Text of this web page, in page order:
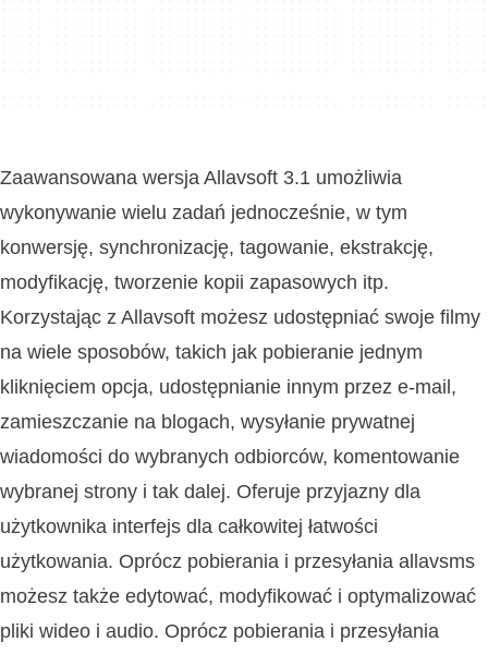
Zaawansowana wersja Allavsoft 3.1 umożliwia
wykonywanie wielu zadań jednocześnie, w tym
konwersję, synchronizację, tagowanie, ekstrakcję,
modyfikację, tworzenie kopii zapasowych itp.
Korzystając z Allavsoft możesz udostępniać swoje filmy
na wiele sposobów, takich jak pobieranie jednym
kliknięciem opcja, udostępnianie innym przez e-mail,
zamieszczanie na blogach, wysyłanie prywatnej
wiadomości do wybranych odbiorców, komentowanie
wybranej strony i tak dalej. Oferuje przyjazny dla
użytkownika interfejs dla całkowitej łatwości
użytkowania. Oprócz pobierania i przesyłania allavsms
możesz także edytować, modyfikować i optymalizować
pliki wideo i audio. Oprócz pobierania i przesyłania